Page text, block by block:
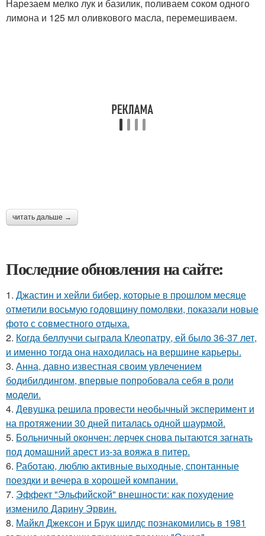
Нарезаем мелко лук и базилик, поливаем соком одного
лимона и 125 мл оливкового масла, перемешиваем.
читать дальше →
Последние обновления на сайте:
1. Джастин и хейли бибер, которые в прошлом месяце
отметили восьмую годовщину помолвки, показали новые
фото с совместного отдыха.
2. Когда беллуччи сыграла Клеопатру, ей было 36-37 лет,
и именно тогда она находилась на вершине карьеры.
3. Анна, давно известная своим увлечением
бодибилдингом, впервые попробовала себя в роли
модели.
4. Девушка решила провести необычный эксперимент и
на протяжении 30 дней питалась одной шаурмой.
5. Больничный окончен: лерчек снова пытаются загнать
под домашний арест из-за вояжа в питер.
6. Работаю, люблю активные выходные, спонтанные
поездки и вечера в хорошей компании.
7. Эффект "Эльфийской" внешности: как похудение
изменило Дарину Эрвин.
8. Майкл Джексон и Брук шилдс познакомились в 1981